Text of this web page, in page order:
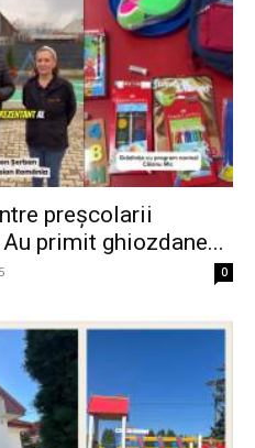
preșcolarii
primit ghiozdane...
0